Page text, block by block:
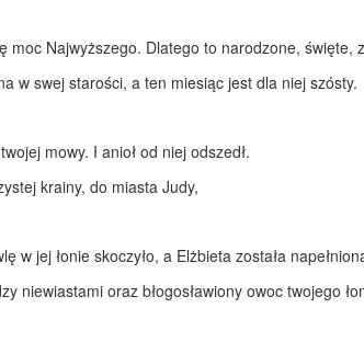
moc Najwyższego. Dlatego to narodzone, święte,
w swej starości, a ten miesiąc jest dla niej szósty.
mowy. I anioł od niej odszedł.
krainy, do miasta Judy,
w jej łonie skoczyło, a Elżbieta została
niewiastami oraz błogosławiony owoc twojego